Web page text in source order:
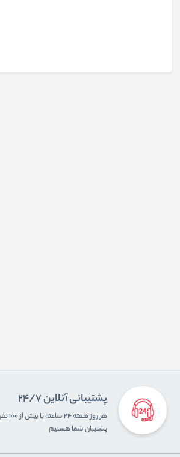
پشتیبانی آنلاین 24/7
هر روز هفته ۲۴ ساعته با
پشتیبان شما هستیم